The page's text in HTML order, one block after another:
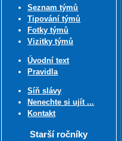
Seznam týmů
Tipování týmů
Fotky týmů
Vizitky týmů
Úvodní text
Pravidla
Síň slávy
Nenechte si ujít ...
Kontakt
Starší ročníky